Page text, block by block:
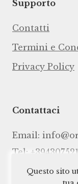
Supporto
Contatti
Termini e
Privacy Policy
Contattaci
Email:
Tel:
Questo sito